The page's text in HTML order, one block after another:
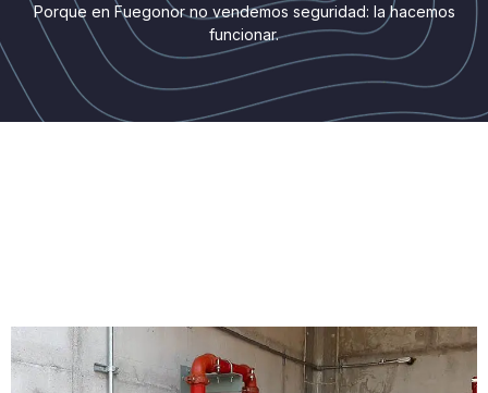
Porque en Fuegonor no vendemos seguridad: la hacemos
funcionar.